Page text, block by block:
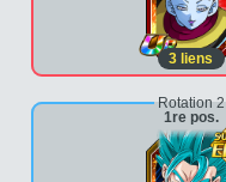
3 liens
Rotation 2
1re pos.